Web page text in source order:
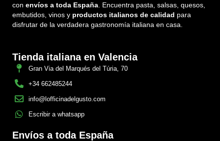
con envíos a toda España. Encuentra pasta, salsas, quesos,
embutidos, vinos y productos italianos de calidad para
disfrutar de la verdadera gastronomía italiana en casa.
Tienda italiana en Valencia
Gran Via del Marqués del Túria, 70
+34 662485244
info@lofficinadelgusto.com
Escribir a whatsapp
Envíos a toda España